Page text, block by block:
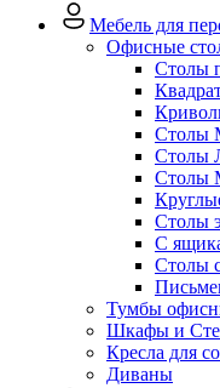
Мебель для
Офисные
Столы
Столы
Столы
Столы
Столы
С
Столы
Тумбы
Шкафы и
Кресла для
Диваны